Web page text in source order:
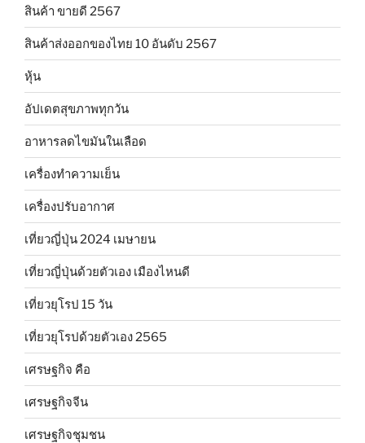
สินค้า ขายดี 2567
สินค้าส่งออกของไทย 10 อันดับ 2567
หุ้น
อัปเดตสุขภาพทุกวัน
อาหารลดไขมันในเลือด
เครื่องทำความเย็น
เครื่องปรับอากาศ
เที่ยวญี่ปุ่น 2024 เมษายน
เที่ยวญี่ปุ่นด้วยตัวเอง เมืองไหนดี
เที่ยวยุโรป 15 วัน
เที่ยวยุโรปด้วยตัวเอง 2565
เศรษฐกิจ คือ
เศรษฐกิจจีน
เศรษฐกิจชุมชน